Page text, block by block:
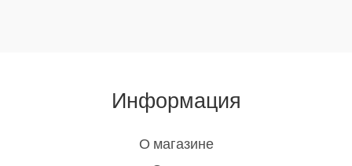
Информация
О магазине